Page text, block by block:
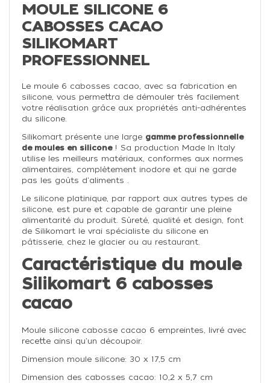
MOULE SILICONE 6
CABOSSES CACAO
SILIKOMART
PROFESSIONNEL
Le moule 6 cabosses cacao, avec sa fabrication en
silicone, vous permettra de démouler très facilement
votre réalisation grâce aux propriétés anti-adhérentes
du silicone.
Silikomart présente une large gamme professionnelle
de moules en silicone ! Sa production Made In Italy
utilise les meilleurs matériaux, conformes aux normes
alimentaires, complètement inodore et qui ne garde
pas les goûts d'aliments .
Le silicone platinique, par rapport aux autres types de
silicone, est pure et capable de garantir une pleine
alimentarité du produit. Sûreté, qualité et design, font
de Silikomart le vrai spécialiste du silicone en
pâtisserie, chez le glacier ou au restaurant.
Caractéristique du moule
Silikomart 6 cabosses
cacao
Moule silicone cabosse cacao 6 empreintes, livré avec
recette ainsi qu'un découpoir.
Dimension moule silicone: 30 x 17,5 cm
Dimension des cabosses cacao: 10,2 x 5,7 cm